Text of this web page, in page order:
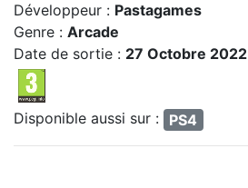
Développeur : Pastagames
Genre : Arcade
Date de sortie : 27 Octobre 2022
Disponible aussi sur : PS4